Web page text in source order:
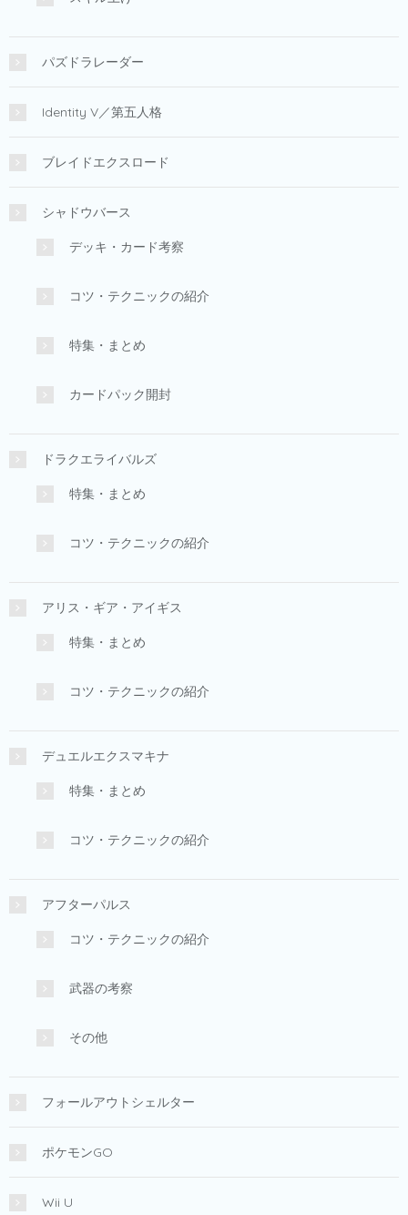
パズドラレーダー
Identity V／第五人格
ブレイドエクスロード
シャドウバース
デッキ・カード考察
コツ・テクニックの紹介
特集・まとめ
カードパック開封
ドラクエライバルズ
特集・まとめ
コツ・テクニックの紹介
アリス・ギア・アイギス
特集・まとめ
コツ・テクニックの紹介
デュエルエクスマキナ
特集・まとめ
コツ・テクニックの紹介
アフターパルス
コツ・テクニックの紹介
武器の考察
その他
フォールアウトシェルター
ポケモンGO
Wii U